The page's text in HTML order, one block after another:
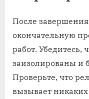
После
окончательную
работ. Убедитесь,
заизолированы и
Проверьте, что
вызывает